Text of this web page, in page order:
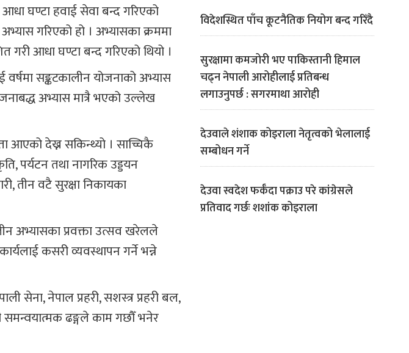
आधा घण्टा हवाई सेवा बन्द गरिएको
गरिएको हो । अभ्यासका क्रममा
आधा घण्टा बन्द गरिएको थियो ।
सङ्कटकालीन योजनाको अभ्यास
अभ्यास मात्रै भएको उल्लेख
आएको देख्न सकिन्थ्यो । साच्चिकै
पर्यटन तथा नागरिक उड्डयन
तीन वटै सुरक्षा निकायका
अभ्यासका प्रवक्ता उत्सव खरेलले
कसरी व्यवस्थापन गर्ने भन्ने
सेना, नेपाल प्रहरी, सशस्त्र प्रहरी बल,
समन्वयात्मक ढङ्गले काम गछौँ भनेर
विदेशस्थित पाँच कूटनैतिक नियोग बन्द गरिँदै
सुरक्षामा कमजोरी भए पाकिस्तानी हिमाल
चढ्न नेपाली आरोहीलाई प्रतिबन्ध
लगाउनुपर्छ : सगरमाथा आरोही
देउवाले शंशाक कोइराला नेतृत्वको भेलालाई
सम्बोधन गर्ने
देउवा स्वदेश फर्कँदा पक्राउ परे कांग्रेसले
प्रतिवाद गर्छः शशांक कोइराला